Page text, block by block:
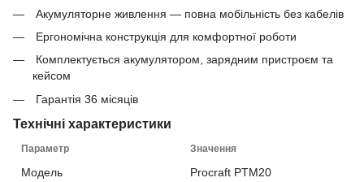
Акумуляторне живлення — повна мобільність без кабелів
Ергономічна конструкція для комфортної роботи
Комплектується акумулятором, зарядним пристроєм та
кейсом
Гарантія 36 місяців
Технічні характеристики
Параметр Значення
Модель Procraft PTM20